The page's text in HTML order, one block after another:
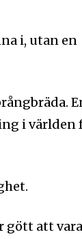
i, utan en
i världen
gött att